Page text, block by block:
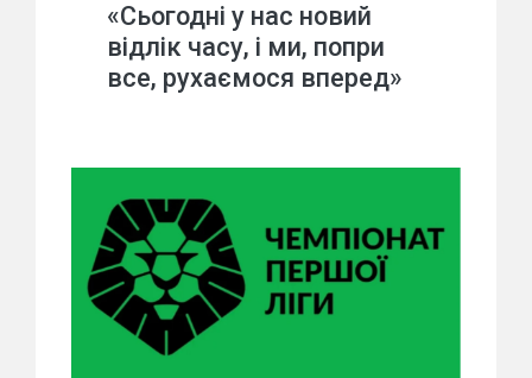
«Сьогодні у нас новий
відлік часу, і ми, попри
все, рухаємося вперед»